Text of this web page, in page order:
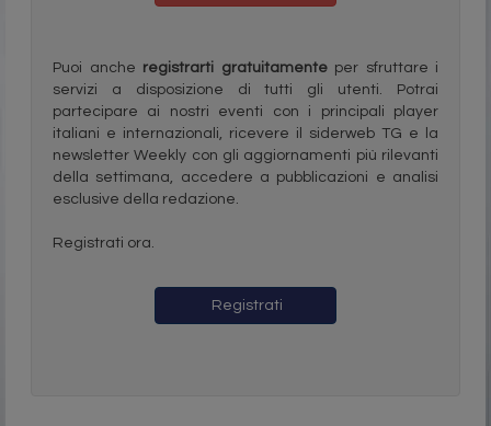
Puoi anche registrarti gratuitamenteper sfruttare i
servizi a disposizione di tutti gli utenti. Potrai
partecipare ai nostri eventi con i principali player
italiani e internazionali, ricevere il siderweb TG e la
newsletter Weekly con gli aggiornamenti più rilevanti
della settimana, accedere a pubblicazioni e analisi
esclusive della redazione.
Registrati ora.
Registrati